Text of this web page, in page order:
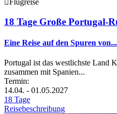
Flugreise
18 Tage Große Portugal-
Eine Reise auf den Spuren von...
Portugal ist das westlichste Land
zusammen mit Spanien...
Termin:
14.04. - 01.05.2027
18 Tage
Reisebeschreibung